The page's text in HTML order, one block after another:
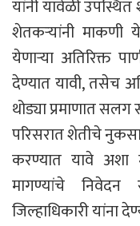
यांनी यावेळी
शेतकऱ्यांनी माकणी
येणाऱ्या अतिरिक्त
देण्यात यावी, तसेच
थोड्या प्रमाणात सलग
परिसरात शेतीचे
करण्यात यावे अशा
मागण्यांचे निवेदन
जिल्हाधिकारी यांना